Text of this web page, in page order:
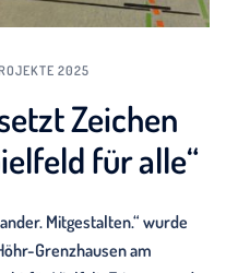
2025
Zeichen
für alle“
Mitgestalten.“ wurde
Grenzhausen am